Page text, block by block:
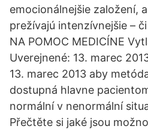
emocionálnejšie založení,
prežívajú intenzívnejšie –
NA POMOC MEDICÍNE
Uverejnené: 13. marec
13. marec 2013 aby
dostupná hlavne
normální v nenormální
Přečtěte si jaké jsou